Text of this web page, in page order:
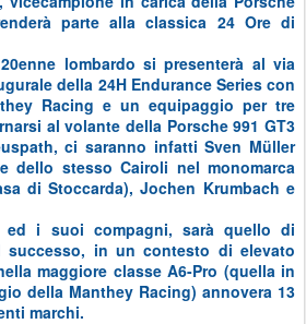
parte alla classica 24 Ore di
lombardo si presenterà al via
della 24H Endurance Series con
Racing e un equipaggio per tre
al volante della Porsche 991 GT3
ci saranno infatti Sven Müller
dello stesso Cairoli nel monomarca
di Stoccarda), Jochen Krumbach e
ed i suoi compagni, sarà quello di
successo, in un contesto di elevato
maggiore classe A6-Pro (quella in
della Manthey Racing) annovera 13
marchi.